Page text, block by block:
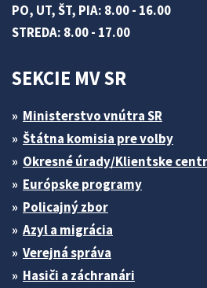
PO, UT, ŠT, PIA: 8.00 - 16.00
STREDA: 8.00 - 17.00
SEKCIE MV SR
Ministerstvo vnútra SR
Štátna komisia pre volby
Okresné úrady/Klientske
Európske programy
Policajný zbor
Azyl a migrácia
Verejná správa
Hasiči a záchranári